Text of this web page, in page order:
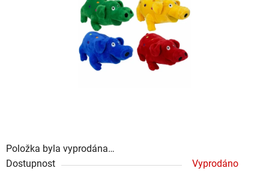
Položka byla vyprodána…
Dostupnost
Vyprodáno